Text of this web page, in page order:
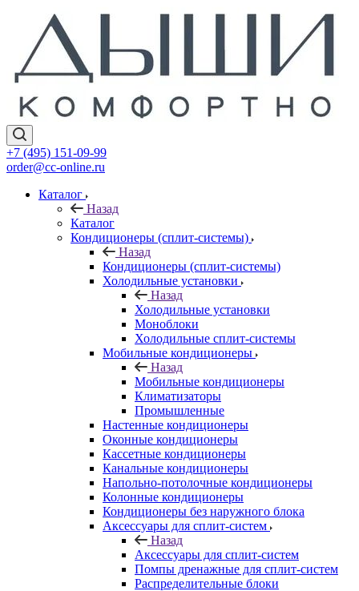
+7 (495) 151-09-99
order@cc-online.ru
Каталог
Назад
Каталог
Кондиционеры (сплит-системы)
Назад
Кондиционеры (сплит-системы)
Холодильные установки
Назад
Холодильные установки
Моноблоки
Холодильные сплит-системы
Мобильные кондиционеры
Назад
Мобильные кондиционеры
Климатизаторы
Промышленные
Настенные кондиционеры
Оконные кондиционеры
Кассетные кондиционеры
Канальные кондиционеры
Напольно-потолочные кондиционеры
Колонные кондиционеры
Кондиционеры без наружного блока
Аксессуары для сплит-систем
Назад
Аксессуары для сплит-систем
Помпы дренажные для сплит-систем
Распределительные блоки